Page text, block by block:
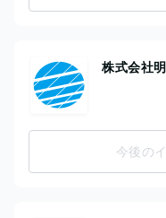
株式会社
今後の